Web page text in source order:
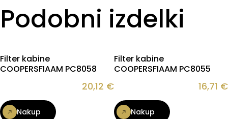
Podobni izdelki
Filter kabine
COOPERSFIAAM PC8058
20,12 €
Nakup
Filter kabine
COOPERSFIAAM PC8055
16,71 €
Nakup